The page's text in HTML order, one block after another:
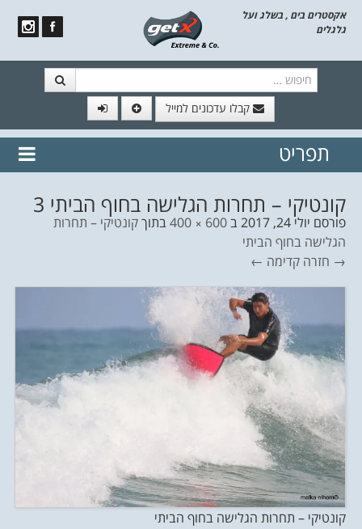
אקסטרים בים , בשלג ועל
גלגלים
קבלו עדכונים למייל
// הצטרף לרשימת תפוצה!
נשמח
תפריט
קונטיקי – תחרות הגלישה בחוף הביתי 3
פורסם יולי 24, 2017 ב600 × 400 בתוךקונטיקי – תחרות
הגלישה בחוף הביתי
→ חזרה קדימה ←
קונטיקי – תחרות הגלישה בחוף הביתי